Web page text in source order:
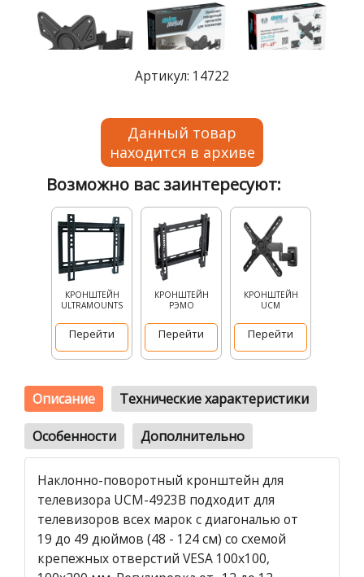
news@signalelectronics.ru
Артикул: 14722
Данный товар
находится в архиве
Возможно вас заинтересуют:
КРОНШТЕЙН
ULTRAMOUNTS
Перейти
КРОНШТЕЙН
РЭМО
Перейти
КРОНШТЕЙН
UCM
Перейти
Описание Технические характеристики
Особенности Дополнительно
Наклонно-поворотный кронштейн для
телевизора UCM-4923B подходит для
телевизоров всех марок с диагональю от
19 до 49 дюймов (48 - 124 см) со схемой
крепежных отверстий VESA 100х100,